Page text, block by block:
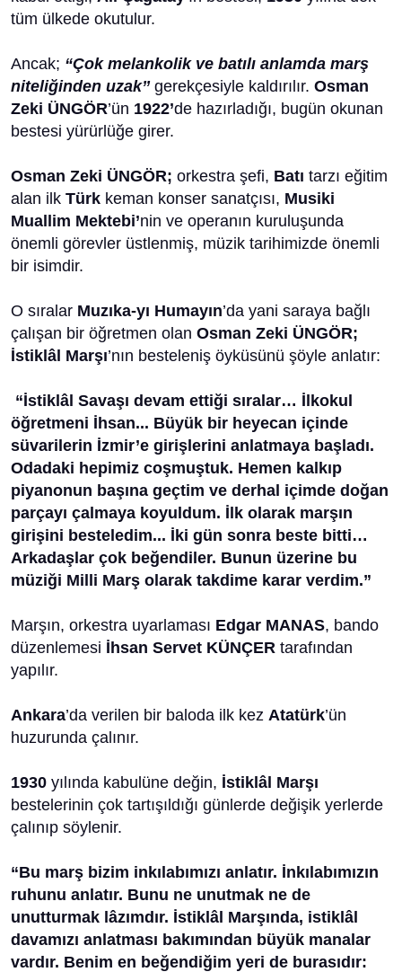
tüm ülkede okutulur.
Ancak; “Çok melankolik ve batılı anlamda marş
niteliğinden uzak’’gerekçesiyle kaldırılır. Osman
Zeki ÜNGÖR’ün 1922’de hazırladığı, bugün okunan
bestesi yürürlüğe girer.
Osman Zeki ÜNGÖR; orkestra şefi, Batı tarzı eğitim
alan ilk Türk keman konser sanatçısı, Musiki
Muallim Mektebi’nin ve operanın kuruluşunda
önemli görevler üstlenmiş, müzik tarihimizde önemli
bir isimdir.
O sıralar Muzıka-yı Humayın’da yani saraya bağlı
çalışan bir öğretmen olan Osman Zeki ÜNGÖR;
İstiklâl Marşı’nın besteleniş öyküsünü şöyle anlatır:
“İstiklâl Savaşı devam ettiği sıralar… İlkokul
öğretmeni İhsan... Büyük bir heyecan içinde
süvarilerin İzmir’e girişlerini anlatmaya başladı.
Odadaki hepimiz coşmuştuk. Hemen kalkıp
piyanonun başına geçtim ve derhal içimde doğan
parçayı çalmaya koyuldum. İlk olarak marşın
girişini besteledim... İki gün sonra beste bitti…
Arkadaşlar çok beğendiler. Bunun üzerine bu
müziği Milli Marş olarak takdime karar verdim.”
Marşın, orkestra uyarlaması Edgar MANAS, bando
düzenlemesi İhsan Servet KÜNÇER tarafından
yapılır.
Ankara’da verilen bir baloda ilk kez Atatürk’ün
huzurunda çalınır.
1930 yılında kabulüne değin, İstiklâl Marşı
bestelerinin çok tartışıldığı günlerde değişik yerlerde
çalınıp söylenir.
“Bu marş bizim inkılabımızı anlatır. İnkılabımızın
ruhunu anlatır. Bunu ne unutmak ne de
unutturmak lâzımdır. İstiklâl Marşında, istiklâl
davamızı anlatması bakımından büyük manalar
vardır. Benim en beğendiğim yeri de burasıdır: